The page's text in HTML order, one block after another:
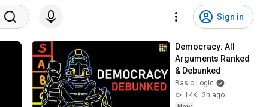
Sign in
Democracy: All
Arguments Ranked
& Debunked
Basic Logic
14K
2h ago